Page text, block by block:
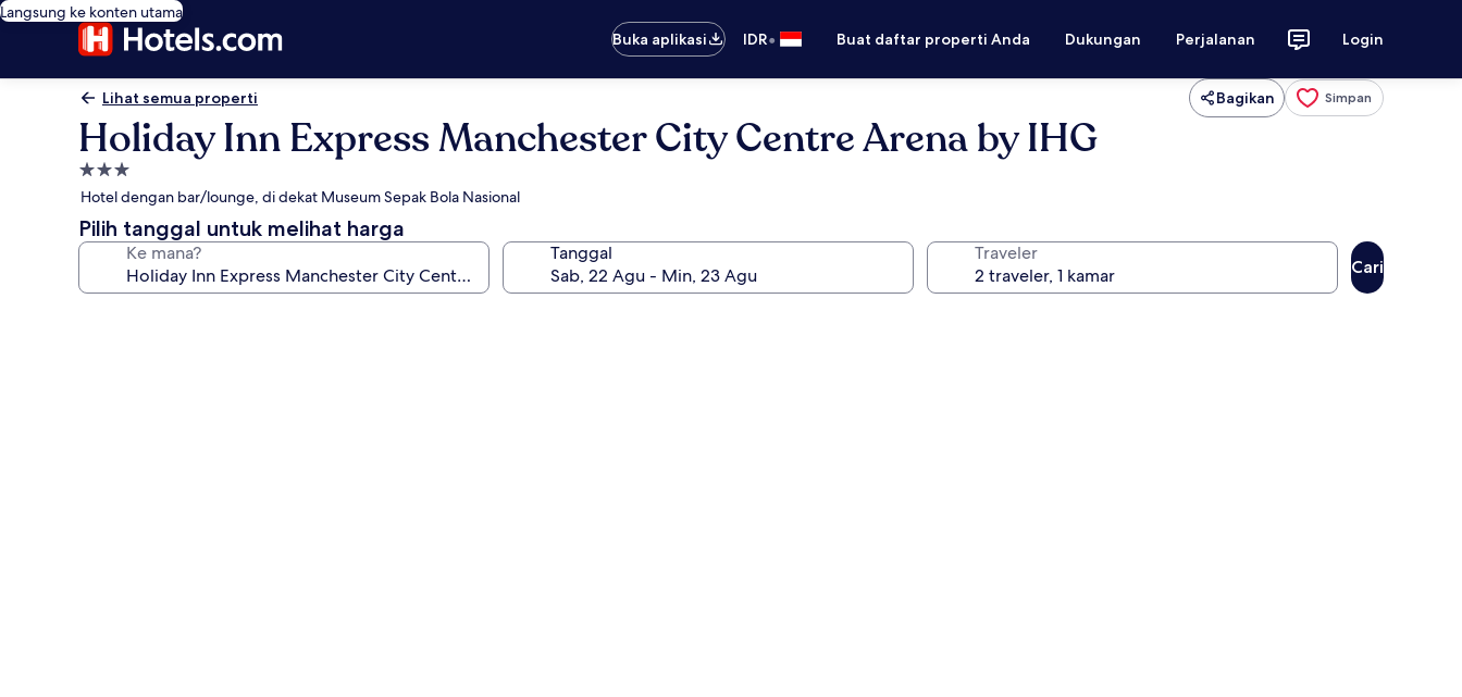
Langsung ke konten utama
Buka aplikasi
IDR• Buat daftar properti Anda Dukungan Perjalanan Login
Lihat semua properti Bagikan Simpan
Holiday Inn Express Manchester City Centre Arena by IHG
Properti
bintang
3.0
Hotel dengan bar/lounge, di dekat Museum Sepak Bola Nasional
Pilih tanggal untuk melihat harga
Ke mana? Tanggal Traveler
Cari